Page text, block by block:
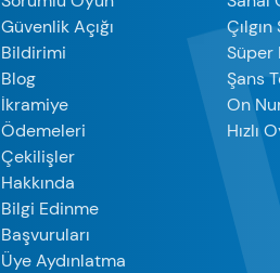
Güvenlik Açığı
Bildirimi
Blog
İkramiye
Ödemeleri
Çekilişler
Hakkında
Bilgi Edinme
Başvuruları
Üye Aydınlatma
Süper
Şans
On
Hızlı